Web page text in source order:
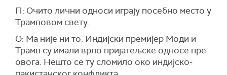
П: Очито лични односи играју посебно место у
Трамповом свету.
О: Ма није ни то. Индијски премијер Моди и
Трамп су имали врло пријатељске односе пре
овога. Нешто се ту сломило око индијско-